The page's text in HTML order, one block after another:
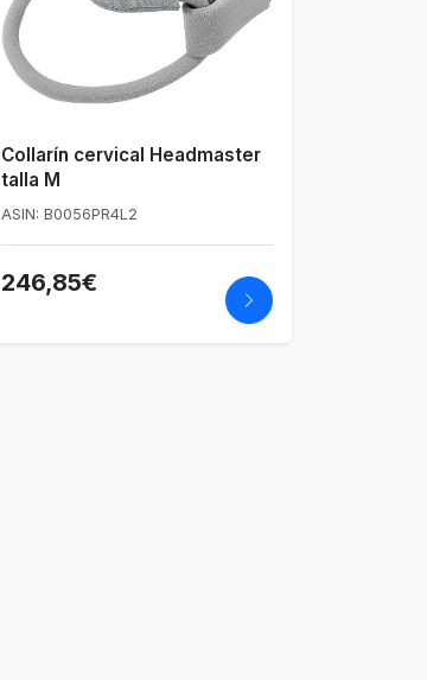
Collarín cervical Headmaster
talla M
ASIN: B0056PR4L2
246,85€